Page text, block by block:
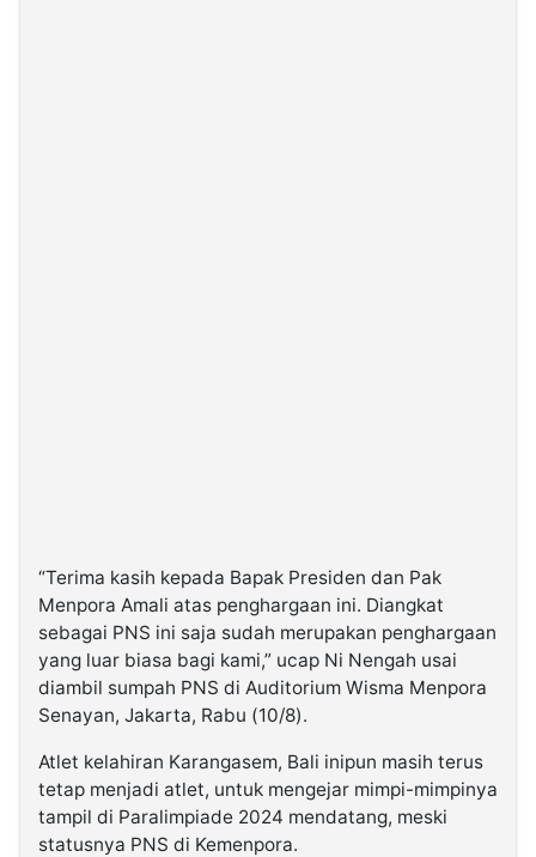
“Terima kasih kepada Bapak Presiden dan Pak
Menpora Amali atas penghargaan ini. Diangkat
sebagai PNS ini saja sudah merupakan penghargaan
yang luar biasa bagi kami,” ucap Ni Nengah usai
diambil sumpah PNS di Auditorium Wisma Menpora
Senayan, Jakarta, Rabu (10/8).
Atlet kelahiran Karangasem, Bali inipun masih terus
tetap menjadi atlet, untuk mengejar mimpi-mimpinya
tampil di Paralimpiade 2024 mendatang, meski
statusnya PNS di Kemenpora.